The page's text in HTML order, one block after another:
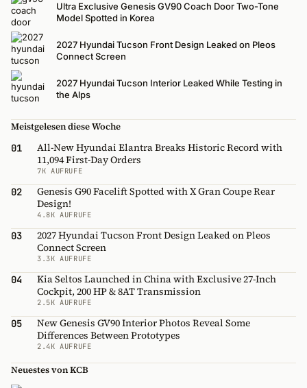
Ultra Exclusive Genesis GV90 Coach Door Two-Tone
Model Spotted in Korea
2027 Hyundai Tucson Front Design Leaked on Pleos
Connect Screen
2027 Hyundai Tucson Interior Leaked While Testing in
the Alps
Meistgelesen diese Woche
01
All-New Hyundai Elantra Breaks Historic Record with
11,094 First-Day Orders
7K AUFRUFE
02
Genesis G90 Facelift Spotted with X Gran Coupe Rear
Design!
4.8K AUFRUFE
03
2027 Hyundai Tucson Front Design Leaked on Pleos
Connect Screen
3.3K AUFRUFE
04
Kia Seltos Launched in China with Exclusive 27-Inch
Cockpit, 200 HP & 8AT Transmission
2.5K AUFRUFE
05
New Genesis GV90 Interior Photos Reveal Some
Differences Between Prototypes
2.4K AUFRUFE
Neuestes von KCB